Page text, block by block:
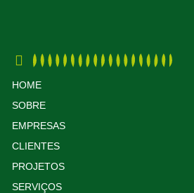
HOME
SOBRE
EMPRESAS
CLIENTES
PROJETOS
SERVIÇOS